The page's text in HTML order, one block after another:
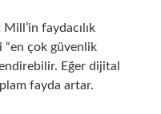
faydacılık
“en çok güvenlik
Eğer dijital
fayda artar.